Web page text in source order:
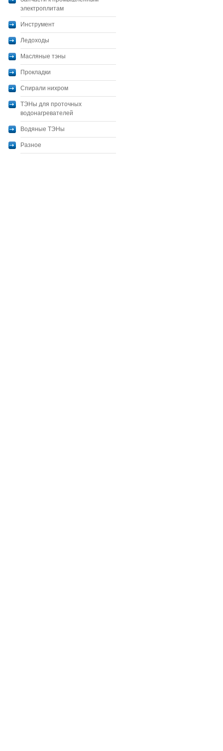
электроплитам
Инструмент
Ледоходы
Масляные тэны
Прокладки
Спирали нихром
ТЭНы для проточных
водонагревателей
Водяные ТЭНы
Разное